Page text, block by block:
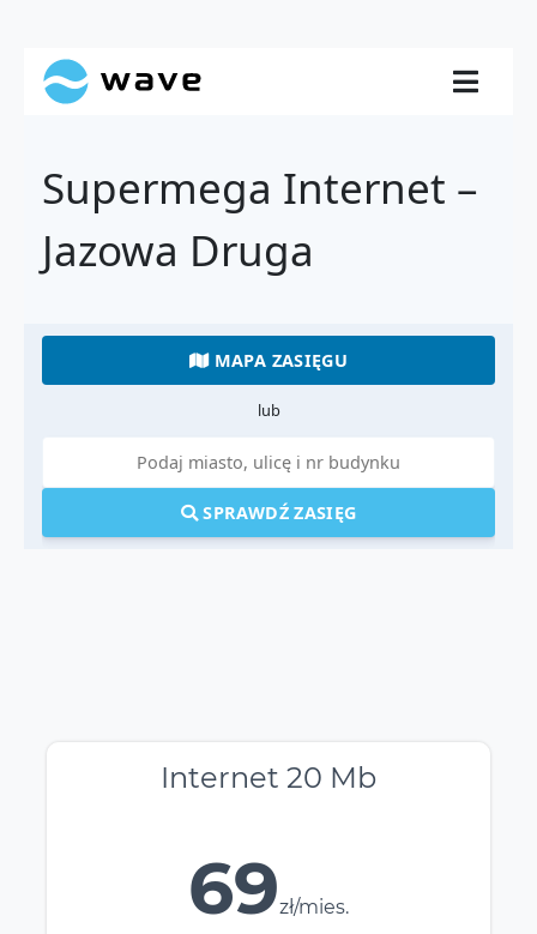
Supermega Internet –
Jazowa Druga
MAPA ZASIĘGU
lub
SPRAWDŹ ZASIĘG
Internet 20 Mb
69zł/mies.